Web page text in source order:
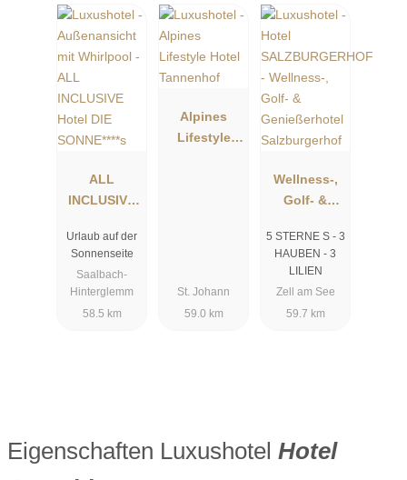
ALL
INCLUSIVE
SONNE****s
Urlaub auf der
Sonnenseite
Saalbach-
Hinterglemm
58.5 km
Alpines
Lifestyle
St. Johann
59.0 km
Wellness-,
Golf- &
el
5 STERNE S - 3
HAUBEN - 3
LILIEN
Zell am See
59.7 km
Eigenschaften Luxushotel Hotel